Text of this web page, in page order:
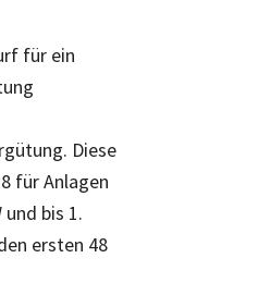
für ein
Diese
für Anlagen
bis 1.
ersten 48